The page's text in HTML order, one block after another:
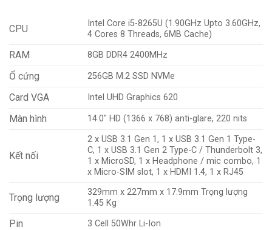
CPU
Intel Core i5-8265U (1.90GHz Upto 3.60GHz,
4 Cores 8 Threads, 6MB Cache)
RAM 8GB DDR4 2400MHz
Ổ cứng 256GB M.2 SSD NVMe
Card VGA Intel UHD Graphics 620
Màn hình 14.0″ HD (1366 x 768) anti-glare, 220 nits
Kết nối
2 x USB 3.1 Gen 1, 1 x USB 3.1 Gen 1 Type-
C, 1 x USB 3.1 Gen 2 Type-C / Thunderbolt 3,
1 x MicroSD, 1 x Headphone / mic combo, 1
x Micro-SIM slot, 1 x HDMI 1.4, 1 x RJ45
Trọng lượng
329mm x 227mm x 17.9mm Trọng lượng
1.45 Kg
Pin 3 Cell 50Whr Li-Ion